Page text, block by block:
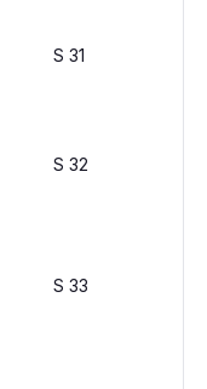
S 31
S 32
S 33